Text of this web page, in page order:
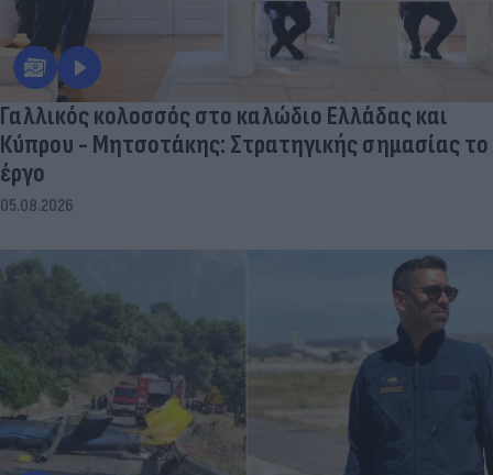
Γαλλικός κολοσσός στο καλώδιο Ελλάδας και
Κύπρου - Μητσοτάκης: Στρατηγικής σημασίας το
έργο
05.08.2026